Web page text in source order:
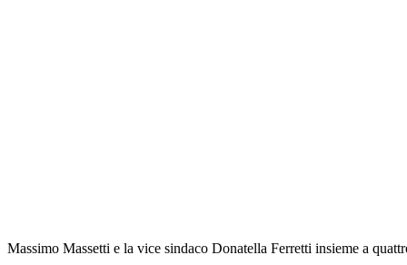
Massimo Massetti e la vice sindaco Donatella Ferretti insieme a